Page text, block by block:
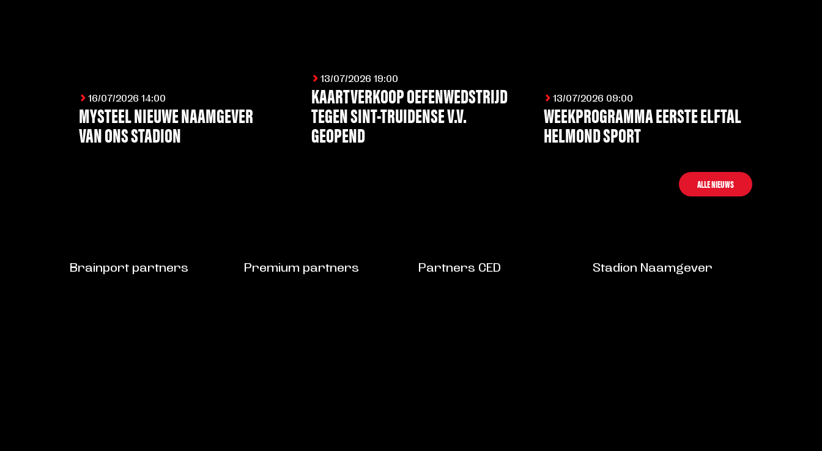
16/07/2026 14:00
MYSTEEL NIEUWE NAAMGEVER
VAN ONS STADION
13/07/2026 19:00
KAARTVERKOOP OEFENWEDSTRIJD
TEGEN SINT-TRUIDENSE V.V.
GEOPEND
13/07/2026 09:00
WEEKPROGRAMMA EERSTE ELFTAL
HELMOND SPORT
ALLE NIEUWS
Brainport partners Premium partners Partners CED Stadion Naamgever